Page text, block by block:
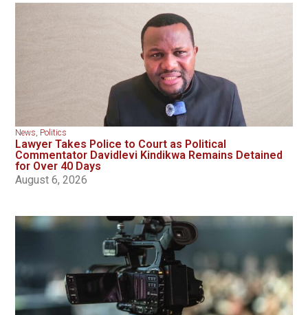
News, Politics
Lawyer Takes Police to Court as Political
Commentator Davidlevi Kindikwa Remains Detained
for Over 40 Days
August 6, 2026